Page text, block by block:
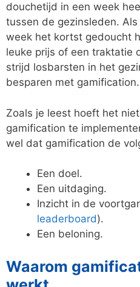
douchetijd in een week
tussen de gezinsleden.
week het kortst gedoucht
leuke prijs of een traktatie
strijd losbarsten in het
besparen met gamification.
Zoals je leest hoeft het
gamification te
wel dat gamification de
Een doel.
Een uitdaging.
Inzicht in de
leaderboard).
Een beloning.
Waarom